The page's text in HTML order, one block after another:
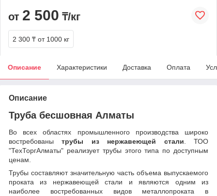
от 2 500 ₸/кг
2 300 ₸ от 1000 кг
Описание Характеристики Доставка Оплата
Описание
Труба бесшовная Алматы
Во всех областях промышленного производства широко
востребованытрубы из нержавеющей стали. ТОО
"ТехТоргАлматы" реализует трубы этого типа по доступным
ценам.
Трубы составляют значительную часть объема выпускаемого
проката из нержавеющей стали и являются одним из
наиболее востребованных видов металлопроката в